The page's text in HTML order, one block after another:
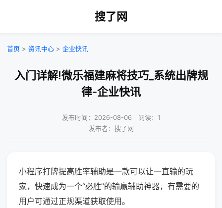
搜了网
首页 > 资讯中心 > 企业快讯
入门详解!微乐福建麻将技巧_系统出牌规
律-企业快讯
发布时间：2026-08-06｜阅读：1
发布者：搜了网
小程序打牌提高胜率辅助是一款可以让一直输的玩
家，快速成为一个“必胜”的输赢辅助神器，有需要的
用户可通过正规渠道获取使用。